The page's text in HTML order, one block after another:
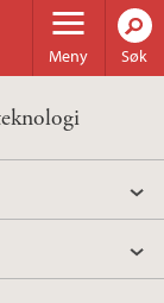
Meny Søk